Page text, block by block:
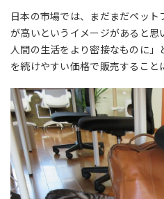
日本の市場では、まだまだペッ
が高いというイメージがあると
人間の生活をより密接なものに
を続けやすい価格で販売すること